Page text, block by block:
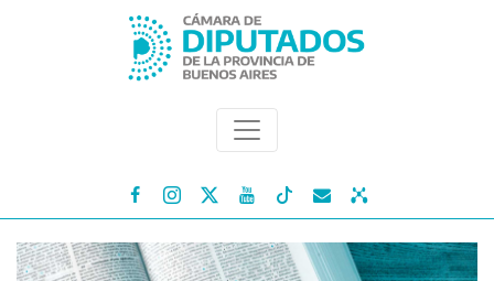
   